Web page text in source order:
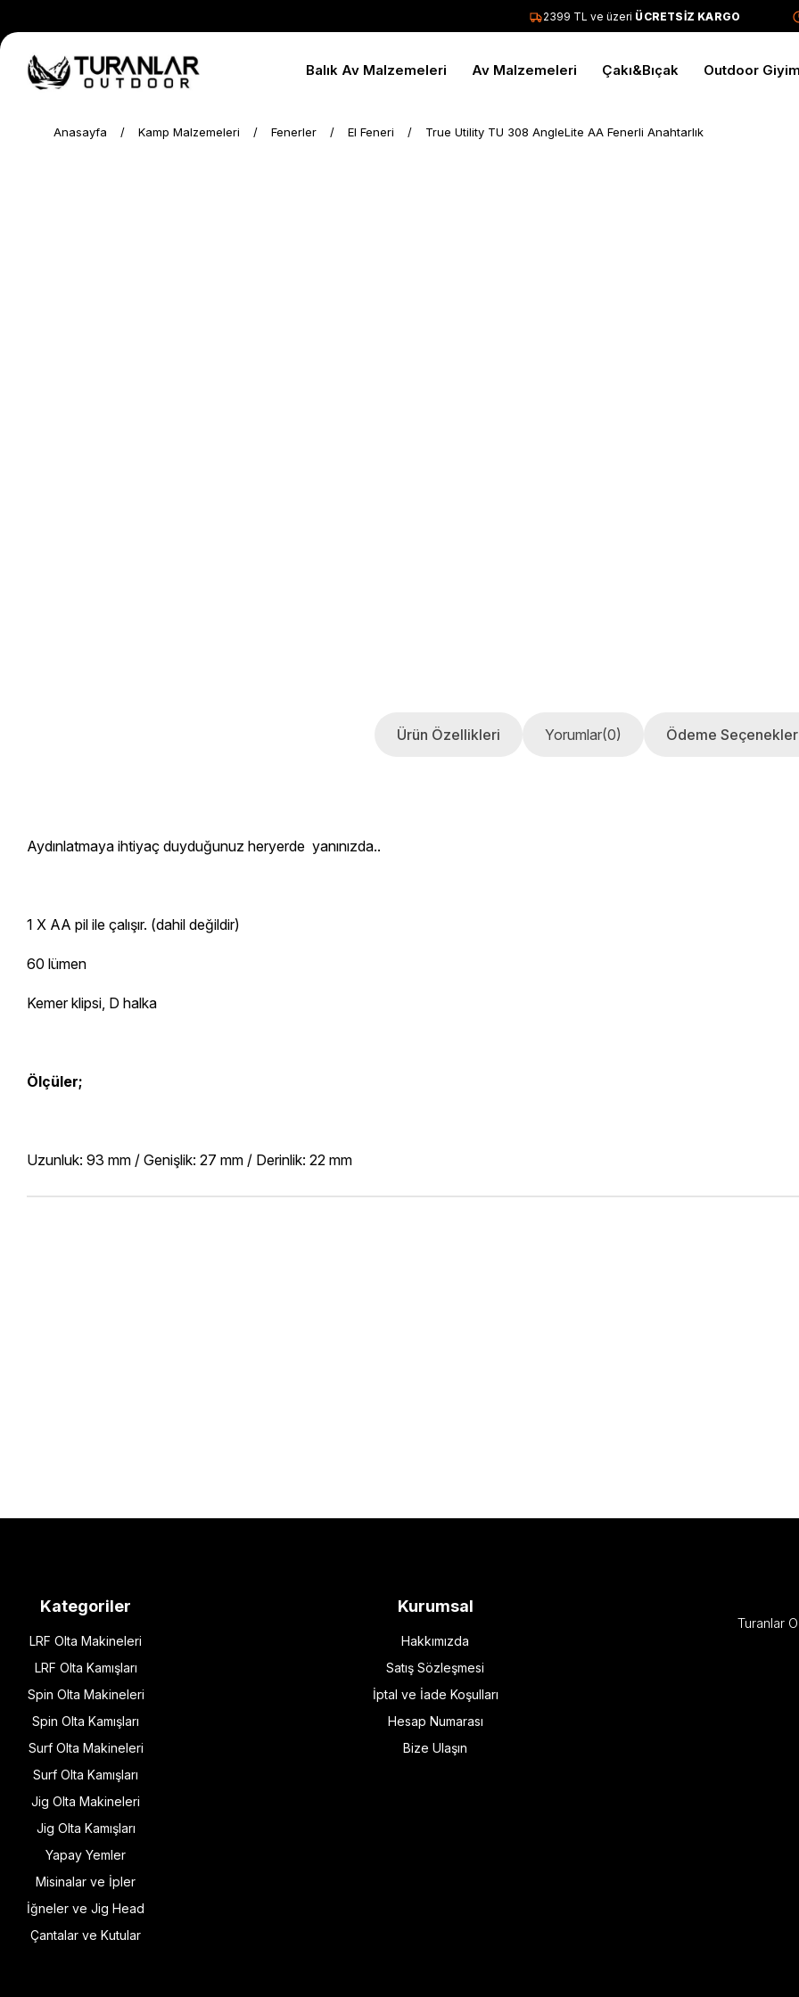
2399 TL ve üzeriÜCRETSİZ KARGO
Balık Av Malzemeleri Av Malzemeleri Çakı&Bıçak Outdoor
Anasayfa Kamp Malzemeleri Fenerler El Feneri True Utility TU 308 AngleLite AA Fenerli Anahtarlık
Ürün Özellikleri Yorumlar(0) Ödeme
Aydınlatmaya ihtiyaç duyduğunuz heryerde yanınızda..
1 X AA pil ile çalışır. (dahil değildir)
60 lümen
Kemer klipsi, D halka
Ölçüler;
Uzunluk: 93 mm / Genişlik: 27 mm / Derinlik: 22 mm
Kategoriler
LRF Olta Makineleri
LRF Olta Kamışları
Spin Olta Makineleri
Spin Olta Kamışları
Surf Olta Makineleri
Surf Olta Kamışları
Jig Olta Makineleri
Jig Olta Kamışları
Yapay Yemler
Misinalar ve İpler
İğneler ve Jig Head
Çantalar ve Kutular
Kurumsal
Hakkımızda
Satış Sözleşmesi
İptal ve İade Koşulları
Hesap Numarası
Bize Ulaşın
Turanlar